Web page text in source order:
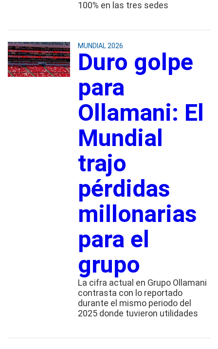
100% en las tres sedes
MUNDIAL 2026
Duro golpe
para
Ollamani: El
Mundial
trajo
pérdidas
millonarias
para el
grupo
La cifra actual en Grupo Ollamani
contrasta con lo reportado
durante el mismo periodo del
2025 donde tuvieron utilidades